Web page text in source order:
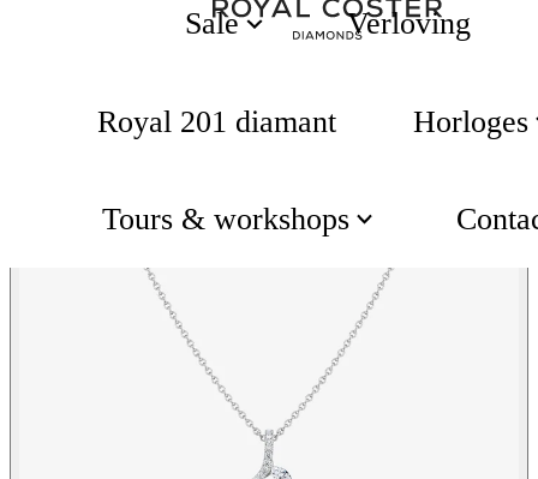
Sale Verloving
Royal 201 diamant Horloges
Tours & workshops
Garden collectie